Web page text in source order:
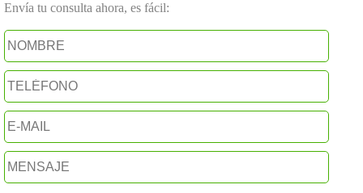
Envía tu consulta ahora, es fácil: